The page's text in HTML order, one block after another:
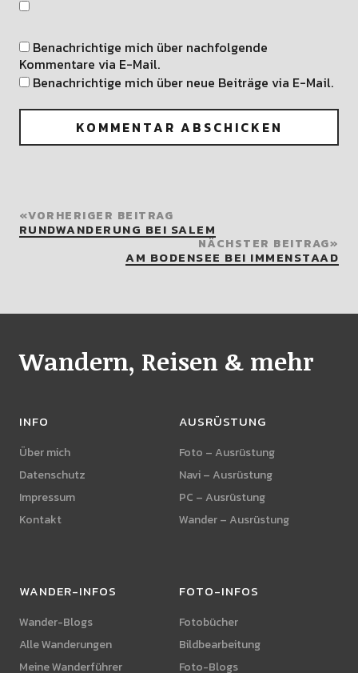
Benachrichtige mich über nachfolgende
Kommentare via E-Mail.
Benachrichtige mich über neue Beiträge via E-Mail.
VORHERIGER BEITRAG
RUNDWANDERUNG BEI SALEM
NÄCHSTER BEITRAG
AM BODENSEE BEI IMMENSTAAD
Wandern, Reisen & mehr
INFO
Über mich
Datenschutz
Impressum
Kontakt
AUSRÜSTUNG
Foto – Ausrüstung
Navi – Ausrüstung
PC – Ausrüstung
Wander – Ausrüstung
WANDER-INFOS
Wander-Blogs
Alle Wanderungen
Meine Wanderführer
FOTO-INFOS
Fotobücher
Bildbearbeitung
Foto-Blogs